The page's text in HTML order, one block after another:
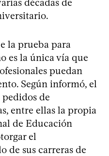
la prueba para
es la única vía que
puedan
Según informó, el
de
entre ellas la propia
de Educación
el
de sus carreras de